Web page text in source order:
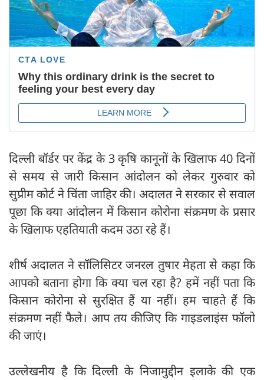
दिल्ली बॉर्डर पर केंद्र के 3 कृषि कानूनों के खिलाफ 40 दिनों
से समय से जारी किसान आंदोलन को लेकर गुरुवार को
सुप्रीम कोर्ट ने चिंता जाहिर की। अदालत ने सरकार से सवाल
पूछा कि क्‍या आंदोलन में किसान कोरोना संक्रमण के प्रसार
के खिलाफ एहतियाती कदम उठा रहे हैं।
शीर्ष अदालत ने सॉलिसिटर जनरल तुषार मेहता से कहा कि
आपको बताना होगा कि क्या चल रहा है? हमें नहीं पता कि
किसान कोरोना से सुरक्षित हैं या नहीं। हम चाहते हैं कि
संक्रमण नहीं फैले। आप तय कीजिए कि गाइडलाइंस फॉलो
की जाएं।
उल्लेखनीय है कि दिल्ली के निजामुद्दीन इलाके की एक